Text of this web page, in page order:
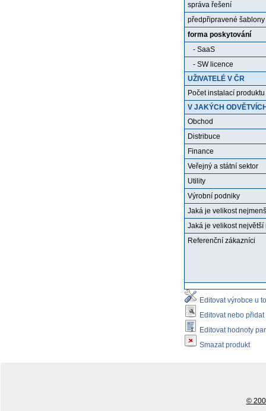
správa řešení
předpřipravené
forma poskytování
- SaaS
- SW licence
UŽIVATELÉ V ČR
Počet instalací
V JAKÝCH
Obchod
Distribuce
Finance
Veřejný a státní sektor
Utility
Výrobní podniky
Jaká je velikost
Jaká je velikost
Referenční zákazníci
Editovat výrobce u
Editovat nebo
Editovat hodnoty
Smazat produkt
©